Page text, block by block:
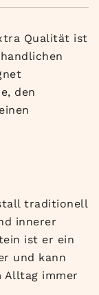
Qualität ist
den
traditionell
innerer
ist er ein
und kann
Alltag immer